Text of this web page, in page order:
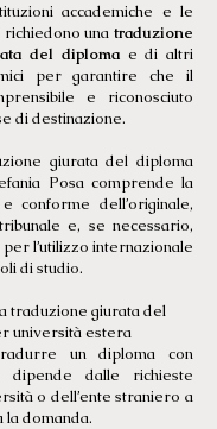
accademiche e le
una traduzione
del diplomae di altri
per garantire che il
e riconosciuto
di destinazione.
giurata del diploma
Posa comprende la
conforme dell’originale,
e, se necessario,
l’utilizzo internazionale
di studio.
traduzione giurata del
università estera
un diploma con
dipende dalle richieste
o dell’ente straniero a
la domanda.